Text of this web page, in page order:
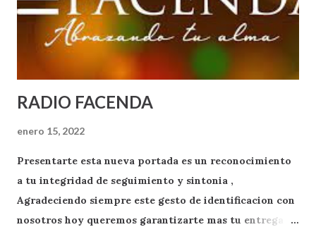
RADIO FACENDA
enero 15, 2022
Presentarte esta nueva portada es un reconocimiento
a tu integridad de seguimiento y sintonia ,
Agradeciendo siempre este gesto de identificacion con
nosotros hoy queremos garantizarte mas tu entrega